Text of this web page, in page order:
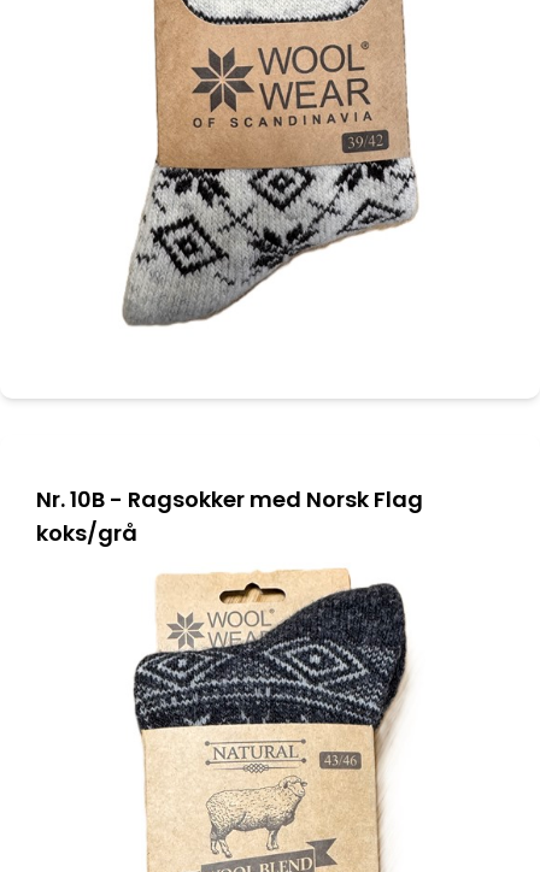
Nr. 10B - Ragsokker med Norsk Flag
koks/grå